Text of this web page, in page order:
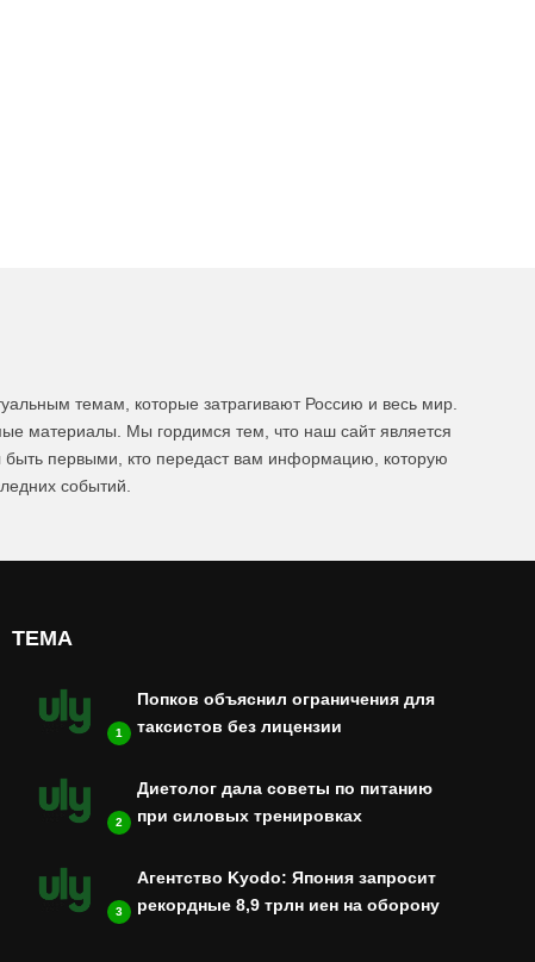
темам, которые затрагивают Россию и весь мир.
материалы. Мы гордимся тем, что наш сайт является
первыми, кто передаст вам информацию, которую
событий.
ТЕМА
1
Попков объяснил ограничения для
таксистов без лицензии
2
Диетолог дала советы по питанию
при силовых тренировках
3
Агентство Kyodo: Япония запросит
рекордные 8,9 трлн иен на оборону